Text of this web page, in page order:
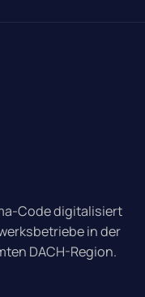
Code digitalisiert
in der
DACH-Region.